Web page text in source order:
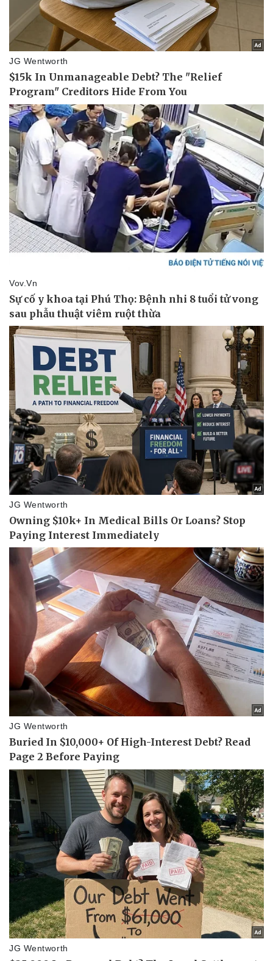
Doanh nghiệp
Thông tin doanh nghiệp
Doanh nghiệp 24h
Doanh nhân
Vì cộng đồng
Công nghệ
Sành điệu
Tin Công nghệ
Trải nghiệm
Chuyển đổi số
Sức khỏe
Dinh dưỡng - món ngon
Cây thuốc
Sản phụ khoa
Nhi khoa
Nam khoa
Làm đẹp - giảm cân
Phòng mạch online
Ăn sạch sống khỏe
Đời sống
Nhà đẹp
Blog
Tình yêu - Gia đình